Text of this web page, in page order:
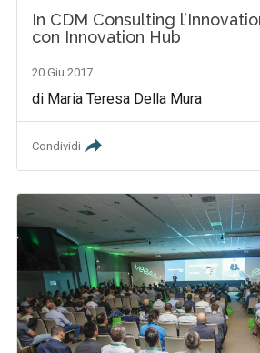
In CDM Consulting
con Innovation Hub
20 Giu 2017
di Maria Teresa Della Mura
Condividi